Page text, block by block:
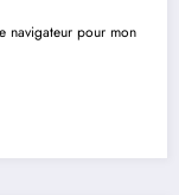
navigateur pour mon